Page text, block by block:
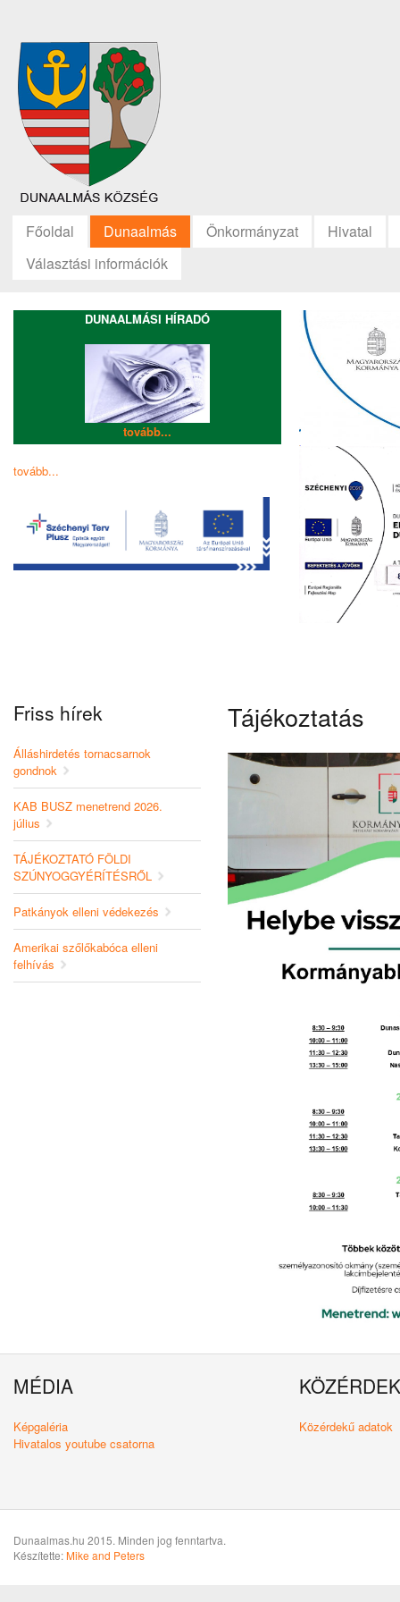
Főoldal Dunaalmás Önkormányzat
Hivatal
Választási információk
DUNAALMÁSI HÍRADÓ
tovább...
tovább...
Friss hírek
Álláshirdetés tornacsarnok
gondnok
KAB BUSZ menetrend 2026.
július
TÁJÉKOZTATÓ FÖLDI
SZÚNYOGGYÉRÍTÉSRŐL
Patkányok elleni védekezés
Amerikai szőlőkabóca elleni
felhívás
Tájékoztatás
MÉDIA
Képgaléria
Hivatalos youtube csatorna
Közérdekű adatok
Dunaalmas.hu 2015. Minden jog fenntartva.
Készítette:Mike and Peters